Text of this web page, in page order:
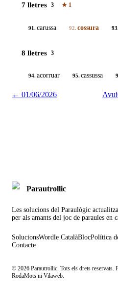
7 lletres 3 ★ 1
91.carussa 92. cossura
8 lletres 3
94.acorruar 95.cassussa
← 01/06/2026 Avui
Parautrollic
Les solucions del Paraulògic
per als amants del joc de paraules en
SolucionsWordle CatalàBlocPolítica
Contacte
© 2026 Parautrollic. Tots els drets reservats.
RodaMots ni Vilaweb.